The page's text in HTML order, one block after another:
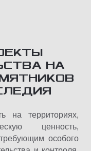
НА
на территориях,
ценность,
особого